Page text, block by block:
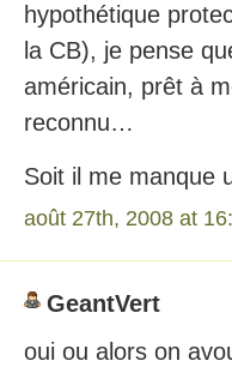
hypothétique
la CB), je pense
américain, prêt à
reconnu…
Soit il me manque
août 27th, 2008 at
GeantVert
oui ou alors on